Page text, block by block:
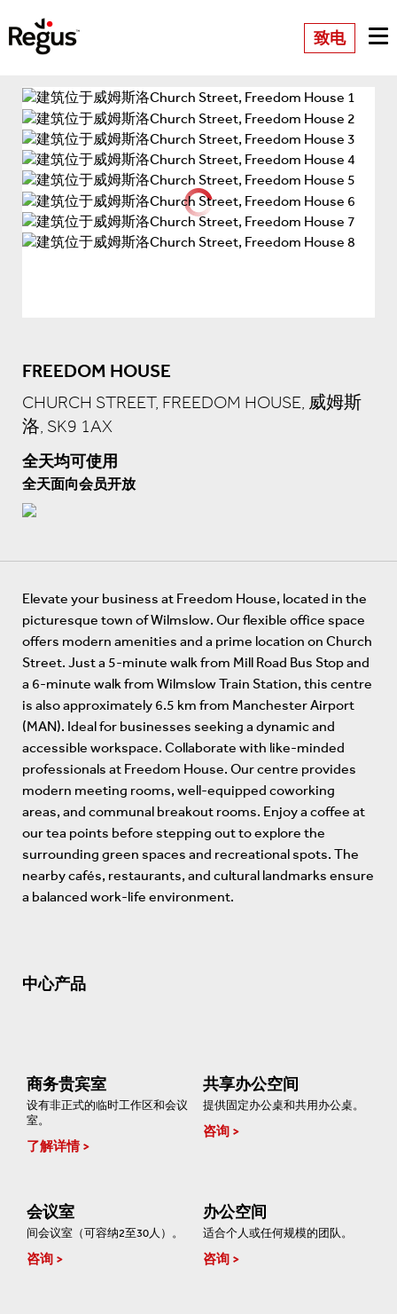
致电
FREEDOM HOUSE
CHURCH STREET, FREEDOM HOUSE, 威姆斯
洛, SK9 1AX
全天均可使用
全天面向会员开放
Elevate your business at Freedom House, located in the
picturesque town of Wilmslow. Our flexible office space
offers modern amenities and a prime location on Church
Street. Just a 5-minute walk from Mill Road Bus Stop and
a 6-minute walk from Wilmslow Train Station, this centre
is also approximately 6.5 km from Manchester Airport
(MAN). Ideal for businesses seeking a dynamic and
accessible workspace. Collaborate with like-minded
professionals at Freedom House. Our centre provides
modern meeting rooms, well-equipped coworking
areas, and communal breakout rooms. Enjoy a coffee at
our tea points before stepping out to explore the
surrounding green spaces and recreational spots. The
nearby cafés, restaurants, and cultural landmarks ensure
a balanced work-life environment.
中心产品
商务贵宾室
设有非正式的临时工作区和会议
室。
了解详情
共享办公空间
提供固定办公桌和共用办公桌。
咨询
会议室
间会议室（可容纳2至30人）。
咨询
办公空间
适合个人或任何规模的团队。
咨询